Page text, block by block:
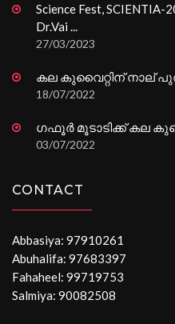
Science Fest, SCIENTIA-
Dr.Vai ...
27/03/2023
കല കുവൈറ്റിന് നാല്
18/07/2022
ഗഫൂർ മൂടാടിക്ക് കല
03/07/2022
CONTACT
Abbasiya: 97910261
Abuhalifa: 97683397
Fahaheel: 99719753
Salmiya: 90082508